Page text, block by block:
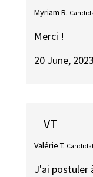
Myriam R.
Merci !
20 June,
VT
Valérie T.
J'ai postuler